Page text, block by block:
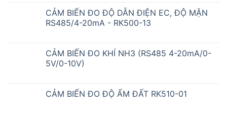
CẢM BIẾN ĐO ĐỘ DẪN ĐIỆN EC, ĐỘ MẶN
RS485/4-20mA - RK500-13
CẢM BIẾN ĐO KHÍ NH3 (RS485 4-20mA/0-
5V/0-10V)
CẢM BIẾN ĐO ĐỘ ẨM ĐẤT RK510-01